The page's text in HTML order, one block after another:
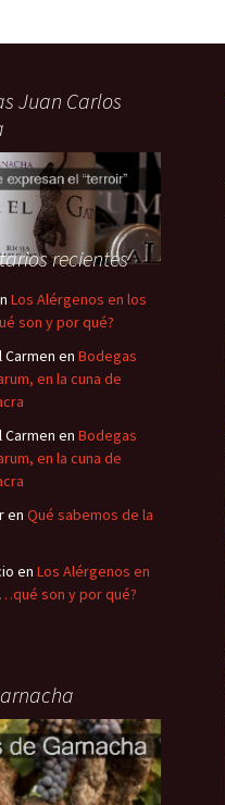
Juan Carlos
recientes
Los Alérgenos en los
son y por qué?
Carmen en Bodegas
en la cuna de
Carmen en Bodegas
en la cuna de
en Qué sabemos de la
en Los Alérgenos en
son y por qué?